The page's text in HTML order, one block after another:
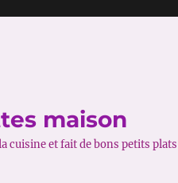
maison
cuisine et fait de bons petits